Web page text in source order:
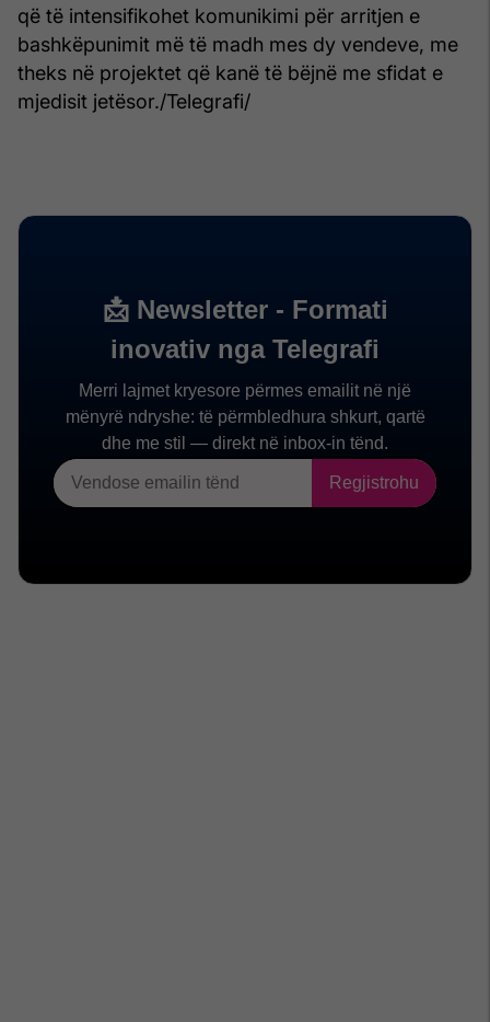
që të intensifikohet komunikimi për arritjen e
bashkëpunimit më të madh mes dy vendeve, me
theks në projektet që kanë të bëjnë me sfidat e
mjedisit jetësor./Telegrafi/